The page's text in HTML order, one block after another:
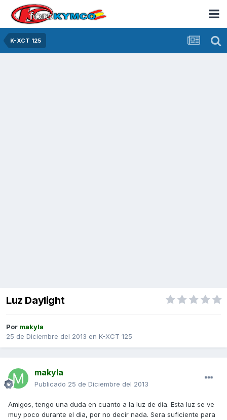
K-XCT 125
Luz Daylight
Por makyla
25 de Diciembre del 2013 en K-XCT 125
makyla
Publicado 25 de Diciembre del 2013
Amigos, tengo una duda en cuanto a la luz de dia. Esta luz se ve
muy poco durante el dia, por no decir nada. Sera suficiente para